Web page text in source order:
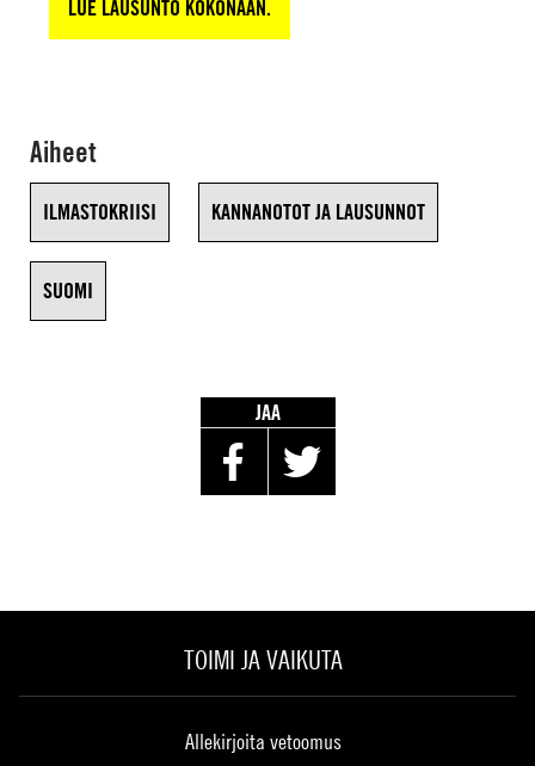
LUE LAUSUNTO KOKONAAN.
Aiheet
ILMASTOKRIISI KANNANOTOT JA LAUSUNNOT
SUOMI
JAA
TOIMI JA VAIKUTA
Allekirjoita vetoomus